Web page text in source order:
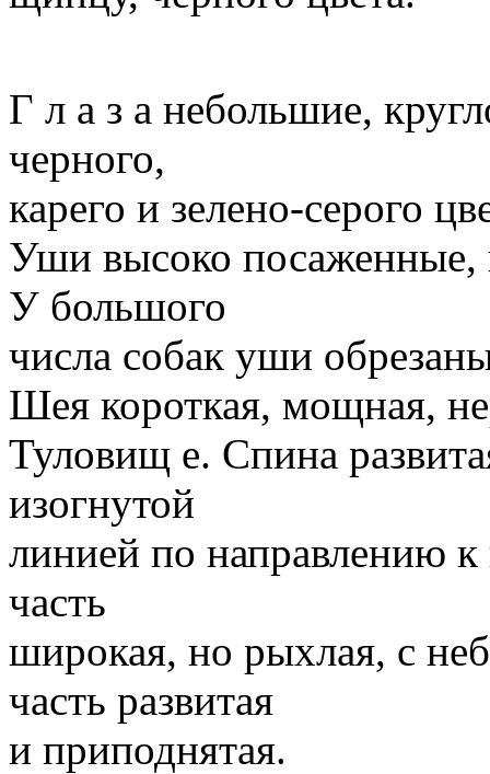
Г л а з а небольшие,
черного,
карего и зелено-серого
Уши высоко посаженные,
У большого
числа собак уши
Шея короткая, мощная,
Туловищ е. Спина
изогнутой
линией по направлению
часть
широкая, но рыхлая, с
часть развитая
и приподнятая.